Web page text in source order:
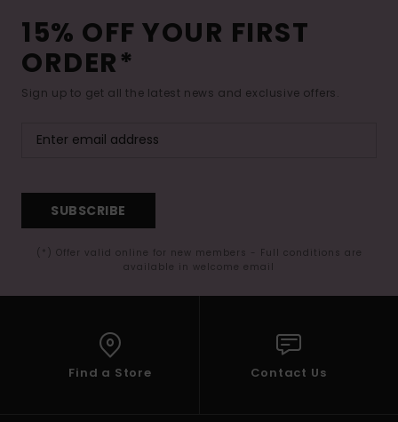
15% OFF YOUR FIRST
ORDER*
Sign up to get all the latest news and exclusive offers.
SUBSCRIBE
(*) Offer valid online for new members - Full conditions are
available in welcome email
Find a Store Contact Us